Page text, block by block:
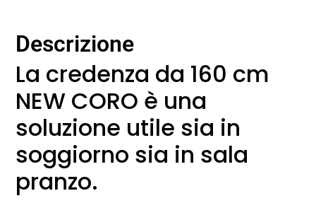
Descrizione
La credenza da 160 cm
NEW CORO è una
soluzione utile sia in
soggiorno sia in sala
pranzo.